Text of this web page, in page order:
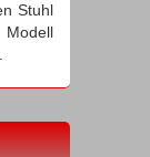
Stuhl
Modell